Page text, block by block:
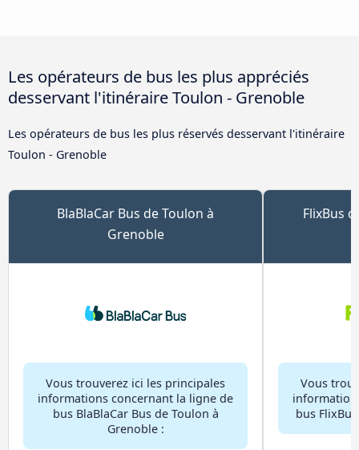
Les opérateurs de bus les plus appréciés
desservant l'itinéraire Toulon - Grenoble
Les opérateurs de bus les plus réservés desservant l'itinéraire
Toulon - Grenoble
BlaBlaCar Bus de Toulon à
Grenoble
Vous trouverez ici les principales
informations concernant la ligne de
bus BlaBlaCar Bus de Toulon à
Grenoble :
FlixBus
Vous
bus